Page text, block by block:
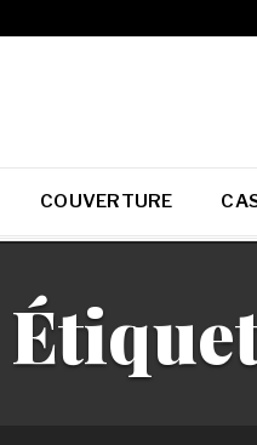
COUVERTURE